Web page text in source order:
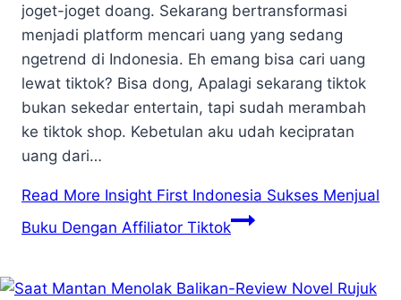
joget-joget doang. Sekarang bertransformasi
menjadi platform mencari uang yang sedang
ngetrend di Indonesia. Eh emang bisa cari uang
lewat tiktok? Bisa dong, Apalagi sekarang tiktok
bukan sekedar entertain, tapi sudah merambah
ke tiktok shop. Kebetulan aku udah kecipratan
uang dari…
Read More Insight First Indonesia Sukses Menjual
Buku Dengan Affiliator Tiktok